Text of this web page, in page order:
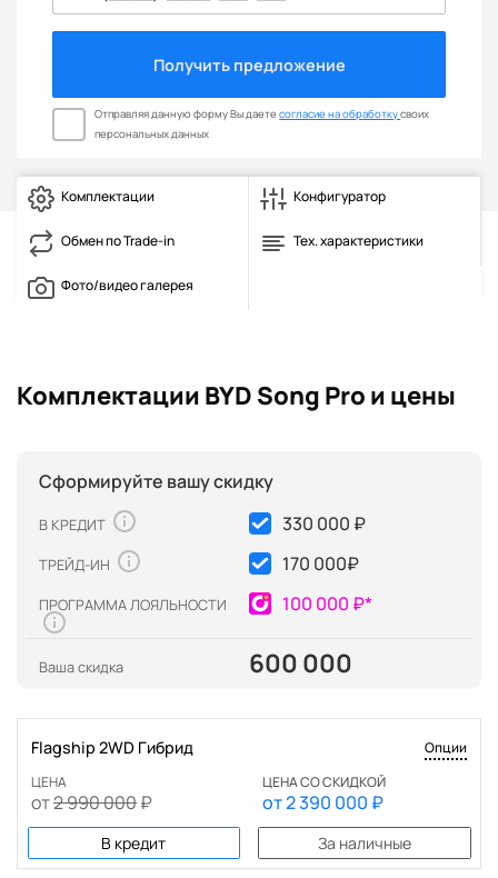
Получить предложение
Отправляя данную форму Вы даетесогласие на обработкусвоих
персональных данных
Комплектации Конфигуратор
Обмен по Trade-in Тех. характеристики
Фото/видео галерея
Комплектации BYD Song Pro и цены
Сформируйте вашу скидку
В КРЕДИТ 330 000 ₽
ТРЕЙД-ИН 170 000₽
ПРОГРАММА ЛОЯЛЬНОСТИ 100 000 ₽*
Ваша скидка 600 000
Опции
Flagship 2WD Гибрид
ЦЕНА
от2 990 000₽
ЦЕНА СО СКИДКОЙ
от2 390 000 ₽
В кредит За наличные